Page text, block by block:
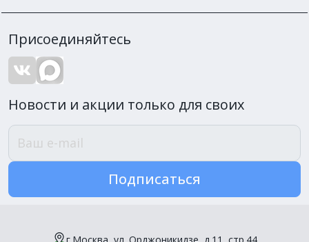
Присоединяйтесь
Новости и акции только для своих
Подписаться